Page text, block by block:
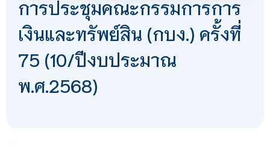
การประชุมคณะกรรมการการ
เงินและทรัพย์สิน (กบง.) ครั้งที่
75 (10/ปีงบประมาณ
พ.ศ.2568)